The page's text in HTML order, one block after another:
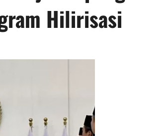
Hilirisasi